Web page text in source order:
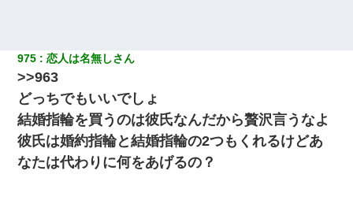
975 恋人は名無しさん
>>963
どっちでもいいでしょ
結婚指輪を買うのは彼氏なんだから贅沢言うなよ
彼氏は婚約指輪と結婚指輪の2つもくれるけどあ
なたは代わりに何をあげるの？